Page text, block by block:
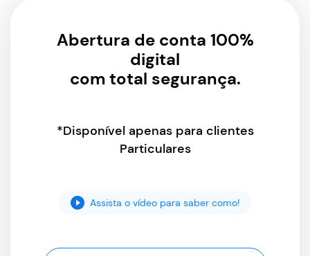
Abertura de conta 100%
digital
com total segurança.
*Disponível apenas para clientes
Particulares
Assista o vídeo para saber como!